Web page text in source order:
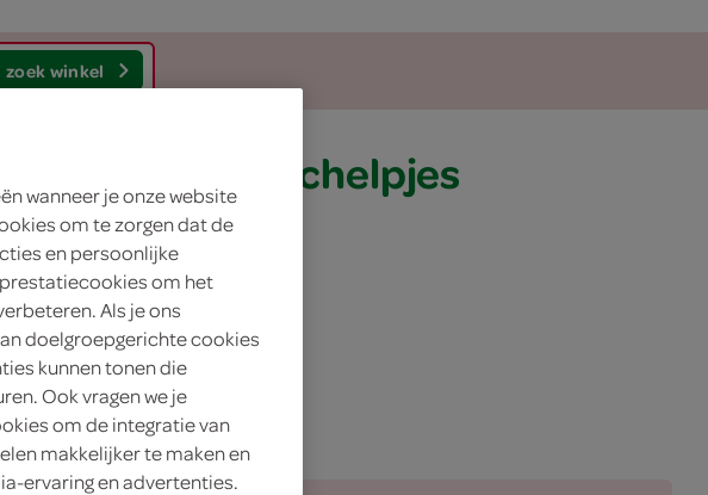
zoek winkel
aardbeienschelpjes
wanneer je onze website
om te zorgen dat de
en persoonlijke
om het
Als je ons
doelgroepgerichte cookies
kunnen tonen die
Ook vragen we je
om de integratie van
makkelijker te maken en
ervaring en advertenties.